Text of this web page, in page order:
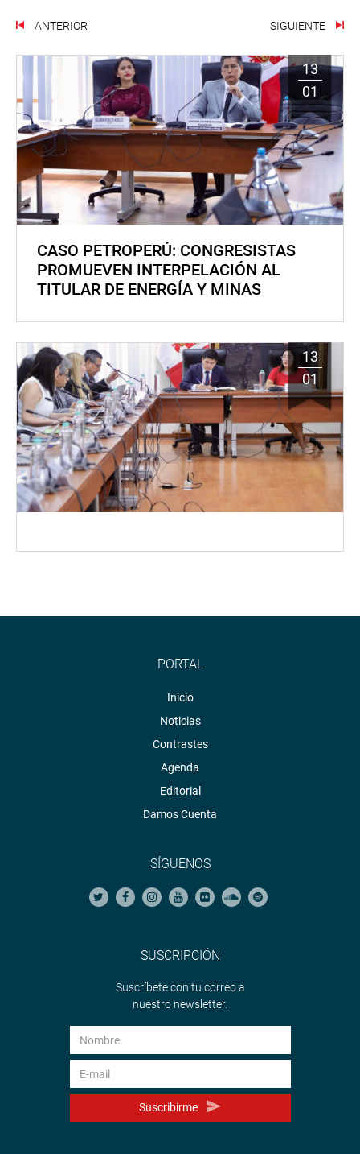
ANTERIOR SIGUIENTE
13
01
CASO PETROPERÚ: CONGRESISTAS
PROMUEVEN INTERPELACIÓN AL
TITULAR DE ENERGÍA Y MINAS
13
01
PORTAL
Inicio
Noticias
Contrastes
Agenda
Editorial
Damos Cuenta
SÍGUENOS
SUSCRIPCIÓN
Suscríbete con tu correo a
nuestro newsletter.
Suscribirme